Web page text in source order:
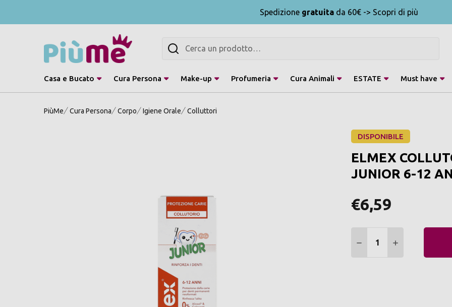
Spedizione gratuita da 60€ -> Scopri di più
Cerca
Casa e Bucato Cura Persona Make-up Profumeria Cura Animali ESTATE Must have
PiùMe Cura Persona Corpo Igiene Orale Colluttori
DISPONIBILE
ELMEX
JUNIOR 6-12
€6,59
DIMINUIRE QUANTITÀ:
AUMENTARE